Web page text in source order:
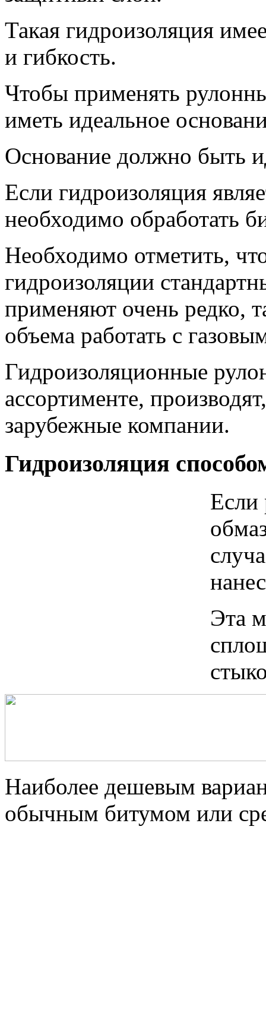
Такая гидроизоляция
и гибкость.
Чтобы применять
иметь идеальное
Основание должно быть
Если гидроизоляция
необходимо обработать
Необходимо отметить,
гидроизоляции
применяют очень редко,
объема работать с
Гидроизоляционные
ассортименте,
зарубежные компании.
Гидроизоляция
Если
Эта
Наиболее дешевым
обычным битумом или